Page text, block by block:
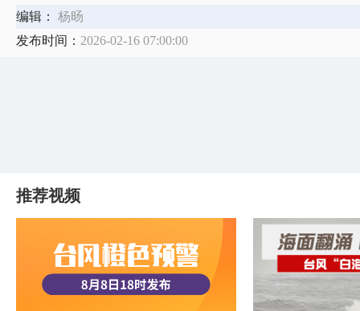
编辑：
杨旸
发布时间： 2026-02-16 07:00:00
推荐视频